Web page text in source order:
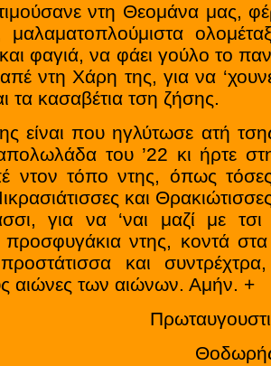
ντη Θεομάνα μας,
μαλαματοπλούμιστα
φαγιά, να φάει γούλο το
ντη Χάρη της, για να
τα κασαβέτια τση ζήσης.
είναι που ηγλύτωσε ατή
του ’22 κι ήρτε
ντον τόπο ντης, όπως
και
για να ‘ναι μαζί με τσι
ντης, κοντά στα
και
αιώνες των αιώνων. Αμήν. +